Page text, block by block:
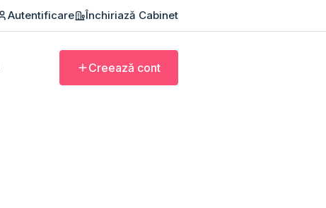
Autentificare Închiriază Cabinet
Creează cont